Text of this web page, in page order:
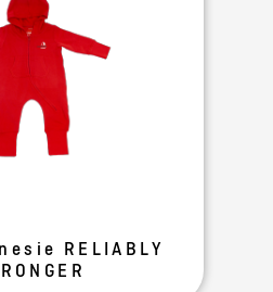
RELIABLY